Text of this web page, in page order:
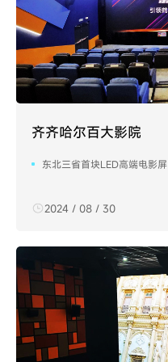
齐齐哈尔百大影院
东北三省首块LED高端电影屏
2024 / 08 / 30